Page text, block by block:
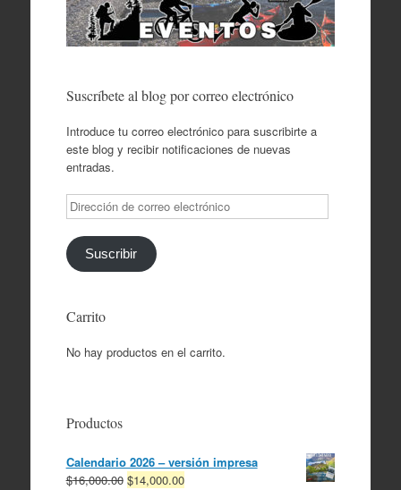
Suscríbete al blog por correo electrónico
Introduce tu correo electrónico para suscribirte a
este blog y recibir notificaciones de nuevas
entradas.
Dirección
de
correo
electrónico
Suscribir
Carrito
No hay productos en el carrito.
Productos
Calendario 2026 – versión impresa
$16,000.00 El
$14,000.00El